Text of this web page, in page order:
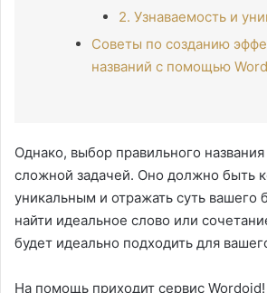
2. Узнаваемость и
Советы по созданию
названий с помощью
Однако, выбор правильного
сложной задачей. Оно должно быть
уникальным и отражать суть вашего
найти идеальное слово или
будет идеально подходить для
На помощь приходит сервис